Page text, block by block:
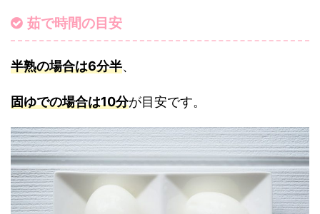
茹で時間の目安
半熟の場合は6分半、
固ゆでの場合は10分が目安です。